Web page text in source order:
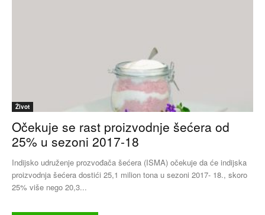
Život
Očekuje se rast proizvodnje šećera od
25% u sezoni 2017-18
Indijsko udruženje prozvođača šećera (ISMA) očekuje da će indijska
proizvodnja šećera dostići 25,1 milion tona u sezoni 2017- 18., skoro
25% više nego 20,3...